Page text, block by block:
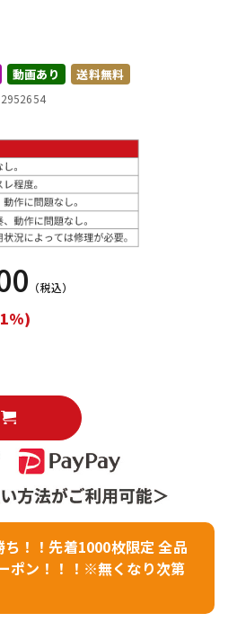
ヴィンテージ
動画あり 送料無料
（税込）
！！先着1000枚限定 全品
ポン！！！※無くなり次第